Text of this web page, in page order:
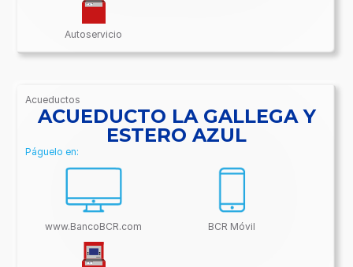
Autoservicio
Acueductos
/BancoBCR-
Contenido/Conectividades/Acueductos
ACUEDUCTO LA GALLEGA Y
ESTERO AZUL
Páguelo en:
www.BancoBCR.com BCR Móvil